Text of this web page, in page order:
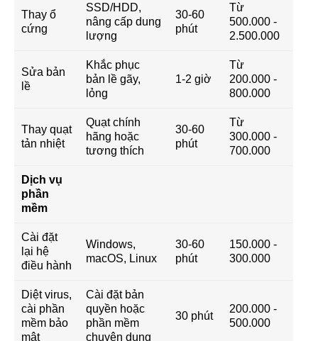
Thay ổ
cứng
SSD/HDD,
nâng cấp dung
lượng
30-60
phút
Từ
500.000 -
2.500.000
Sửa bản
lề
Khắc phục
bản lề gãy,
lỏng
1-2 giờ
Từ
200.000 -
800.000
Thay quạt
tản nhiệt
Quạt chính
hãng hoặc
tương thích
30-60
phút
Từ
300.000 -
700.000
Dịch vụ
phần
mềm
Cài đặt
lại hệ
điều hành
Windows,
macOS, Linux
30-60
phút
150.000 -
300.000
Diệt virus,
cài phần
mềm bảo
mật
Cài đặt bản
quyền hoặc
phần mềm
chuyên dụng
30 phút
200.000 -
500.000